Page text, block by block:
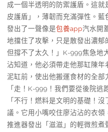
成一個半透明的防禦護盾。這
皮護盾」，薄韌而充滿彈性。藍
發出了一聲像是包養app汽水開
地擋住了攻擊，只是散發出濃郁
但撐不了太久！」K-999焦急地
沾知道，他必須帶走他那缸陳
泥缸前，使出他搬運食材的全部
「走！K-999！我們要從後院逃
「不行！燃料是文明的基礎！
議。它用小嘴咬住廖沾沾的衣領
推進器發出「滋滋」的輕微煎